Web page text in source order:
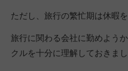
ただし、旅行の繁忙期は休暇
旅行に関わる会社に勤めよう
クルを十分に理解しておきまし